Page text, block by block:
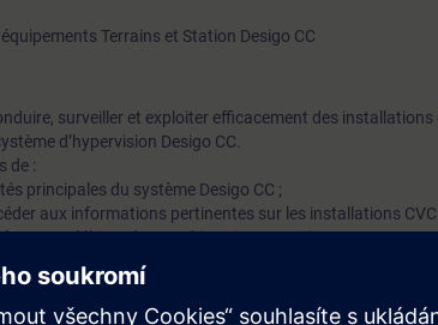
Terrains et Station Desigo CC
surveiller et exploiter efficacement des installations
d’hypervision Desigo CC.
de :
principales du système Desigo CC ;
aux informations pertinentes sur les installations CVC
débits, alarmes, historiques, etc.) pour assurer un
de fonctionnement, horaires, etc.) en toute sécurité
pour anticiper les dysfonctionnements et optimiser la